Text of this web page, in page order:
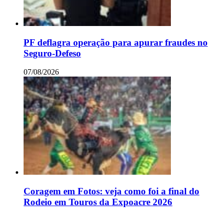
PF deflagra operação para apurar fraudes no
Seguro-Defeso
07/08/2026
Coragem em Fotos: veja como foi a final do
Rodeio em Touros da Expoacre 2026